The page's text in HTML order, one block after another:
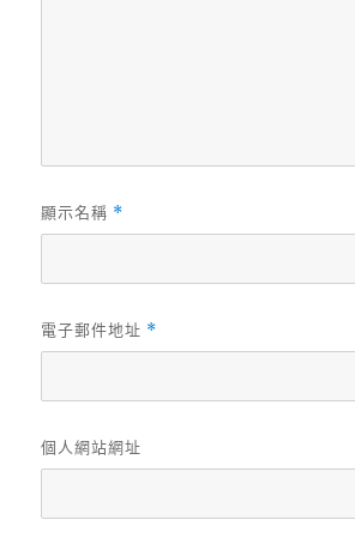
顯示名稱 *
電子郵件地址 *
個人網站網址